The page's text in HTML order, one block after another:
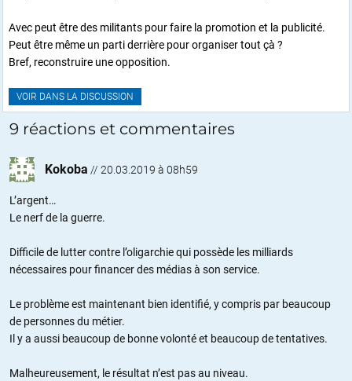
Avec peut être des militants pour faire la promotion et la publicité.
Peut être même un parti derrière pour organiser tout çà ?
Bref, reconstruire une opposition.
VOIR DANS LA DISCUSSION
9 réactions et commentaires
Kokoba // 20.03.2019 à 08h59
L’argent…
Le nerf de la guerre.
Difficile de lutter contre l’oligarchie qui possède les milliards
nécessaires pour financer des médias à son service.
Le problème est maintenant bien identifié, y compris par beaucoup
de personnes du métier.
Il y a aussi beaucoup de bonne volonté et beaucoup de tentatives.
Malheureusement, le résultat n’est pas au niveau.